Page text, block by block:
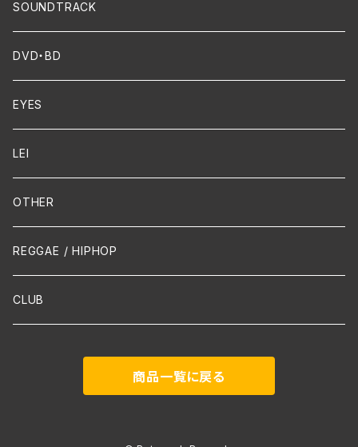
Dixie / New Orleans
FUNK
Flute
Violin
Cello
Guitar / Ukulele
Mandolin
声楽
吹奏楽
Contemporary / Avangarde
SOUNDTRACK
DVD・BD
EYES
LEI
OTHER
REGGAE / HIPHOP
CLUB
商品一覧に戻る